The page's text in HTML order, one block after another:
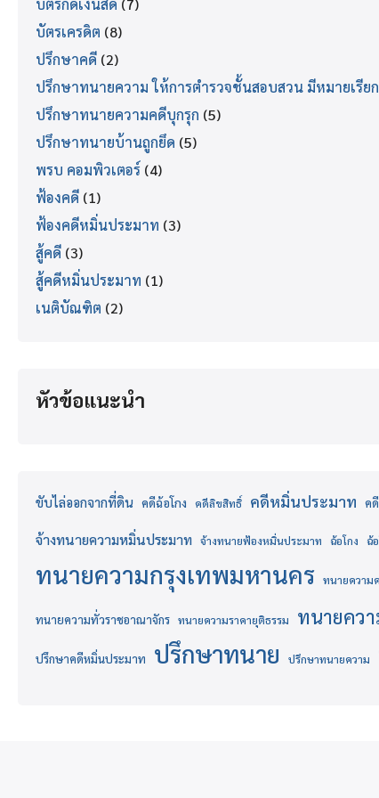
บัตรกดเงินสด (7)
บัตรเครดิต (8)
ปรึกษาคดี (2)
ปรึกษาทนายความ ให้การตำรวจชั้นสอบสวน มีหมายเรีย
ปรึกษาทนายความคดีบุกรุก (5)
ปรึกษาทนายบ้านถูกยึด (5)
พรบ คอมพิวเตอร์ (4)
ฟ้องคดี (1)
ฟ้องคดีหมิ่นประมาท (3)
สู้คดี (3)
สู้คดีหมิ่นประมาท (1)
เนติบัณฑิต (2)
หัวข้อแนะนำ
ขับไล่ออกจากที่ดิน คดีฉ้อโกง คดีลิขสิทธิ์ คดีหมิ่นประมาท ค
จ้างทนายความหมิ่นประมาท จ้างทนายฟ้องหมิ่นประมาท ฉ้อโกง ฉ้
ทนายความกรุงเทพมหานคร ทนายความ
ทนายความทั่วราชอาณาจักร ทนายความราคายุติธรรม ทนายคว
ปรึกษาคดีหมิ่นประมาท ปรึกษาทนาย ปรึกษาทนายความ